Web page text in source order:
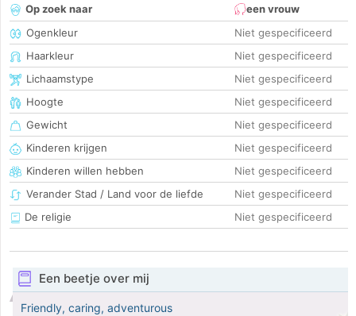
Op zoek naar
een vrouw
Ogenkleur
Niet gespecificeerd
Haarkleur
Niet gespecificeerd
Lichaamstype
Niet gespecificeerd
Hoogte
Niet gespecificeerd
Gewicht
Niet gespecificeerd
Kinderen krijgen
Niet gespecificeerd
Kinderen willen hebben
Niet gespecificeerd
Verander Stad / Land voor de liefde
Niet gespecificeerd
De religie
Niet gespecificeerd
Een beetje over mij
Friendly, caring, adventurous